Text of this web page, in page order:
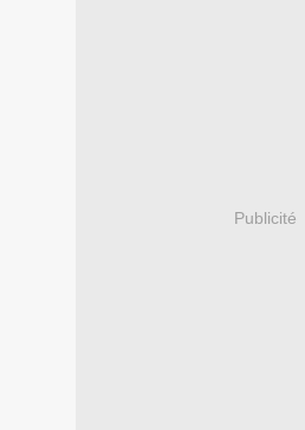
Publicité